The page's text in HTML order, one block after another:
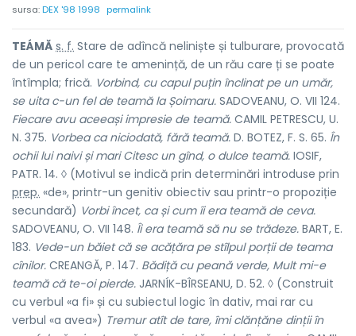
sursa:DEX '98 1998 permalink
TEÁMĂ s. f. Stare de adîncă neliniște și tulburare, provocată
de un pericol care te amenință, de un rău care ți se poate
întîmpla; frică. Vorbind, cu capul puțin înclinat pe un umăr,
se uita c-un fel de teamă la Șoimaru. SADOVEANU, O. VII 124.
Fiecare avu aceeași impresie de teamă. CAMIL PETRESCU, U.
N. 375. Vorbea ca niciodată, fără teamă. D. BOTEZ, F. S. 65. În
ochii lui naivi și mari Citesc un gînd, o dulce teamă. IOSIF,
PATR. 14. ◊ (Motivul se indică prin determinări introduse prin
prep. «de», printr-un genitiv obiectiv sau printr-o propoziție
secundară) Vorbi încet, ca și cum îi era teamă de ceva.
SADOVEANU, O. VII 148. Îi era teamă să nu se trădeze. BART, E.
183. Vede-un băiet că se acățăra pe stîlpul porții de teama
cînilor. CREANGĂ, P. 147. Bădiță cu peană verde, Mult mi-e
teamă că te-oi pierde. JARNÍK-BÎRSEANU, D. 52. ◊ (Construit
cu verbul «a fi» și cu subiectul logic în dativ, mai rar cu
verbul «a avea») Tremur atît de tare, îmi clănțăne dinții în